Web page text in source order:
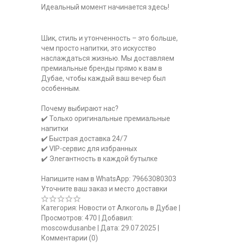
Идеальный момент начинается здесь!
Шик, стиль и утонченность – это больше,
чем просто напитки, это искусство
наслаждаться жизнью. Мы доставляем
премиальные бренды прямо к вам в
Дубае, чтобы каждый ваш вечер был
особенным.
Почему выбирают нас?
✔️ Только оригинальные премиальные
напитки
✔️ Быстрая доставка 24/7
✔️ VIP-сервис для избранных
✔️ Элегантность в каждой бутылке
Напишите нам в WhatsApp: 79663080303
Уточните ваш заказ и место доставки
Категория: Новости от Алкоголь в Дубае
Просмотров: 470
Добавил:
moscowdusanbe
Дата: 29.07.2025
Комментарии (0)